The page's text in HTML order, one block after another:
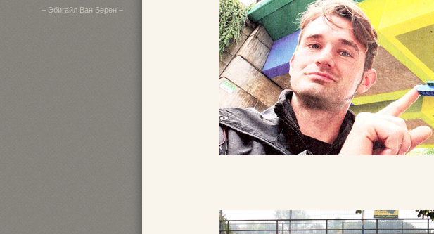
– Эбигайл Ван Берен –